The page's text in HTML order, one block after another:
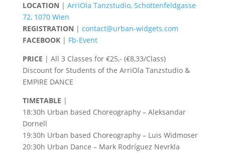
LOCATION | ArriOla Tanzstudio, Schottenfeldgasse
72, 1070 Wien
REGISTRATION | contact@urban-widgets.com
FACEBOOK| Fb-Event
PRICE | All 3 Classes for €25,- (€8,33/Class)
Discount for Students of the ArriOla Tanzstudio &
EMPIRE DANCE
TIMETABLE |
18:30h Urban based Choreography – Aleksandar
Dornell
19:30h Urban based Choreography – Luis Widmoser
20:30h Urban Dance – Mark Rodríguez Nevrkla